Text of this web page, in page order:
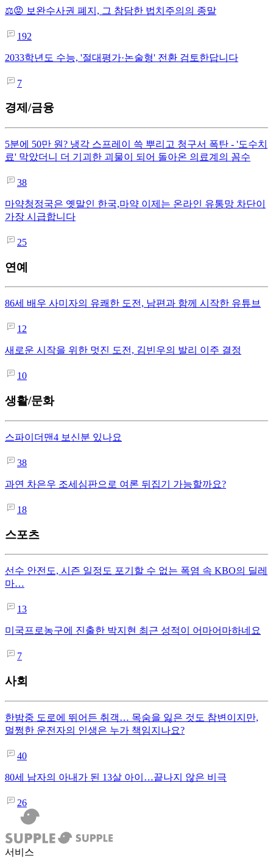
⚖️😡 보완수사권 폐지, 그 참담한 법치주의의 종말
192
2033학년도 수능, '절대평가·논술형' 전환 검토한답니다
7
경제/금융
5분에 50만 원? 냉각 스프레이 쓱 뿌리고 청구서 폭탄 - '도수치
료' 막았더니 더 기괴한 괴물이 되어 돌아온 의료계의 꼼수
38
마약청정국은 옛말인 한국,마약 이제는 온라인 유통망 차단이
가장 시급합니다
25
연예
86세 배우 사미자의 유쾌한 도전, 남편과 함께 시작한 유튜브
12
새로운 시작을 위한 멋진 도전, 김빈우의 발리 이주 결정
10
생활/문화
스파이더맨4 보신분 있나요
38
과연 차은우 조세심판으로 여론 뒤집기 가능할까요?
18
스포츠
선수 안전도, 시즌 일정도 포기할 수 없는 폭염 속 KBO의 딜레
마…
13
미국프로농구에 진출한 박지현 최근 성적이 어마어마하네요
7
사회
한밤중 도로에 뛰어든 취객… 목숨을 잃은 것도 참변이지만,
멀쩡한 운전자의 인생은 누가 책임지나요?
40
80세 남자의 아내가 된 13살 아이…끝나지 않은 비극
26
서비스